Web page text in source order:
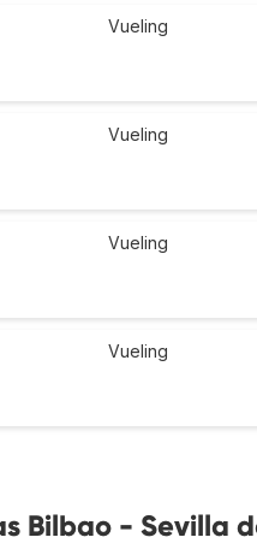
Vueling
Vueling
Vueling
Vueling
Bilbao - Sevilla